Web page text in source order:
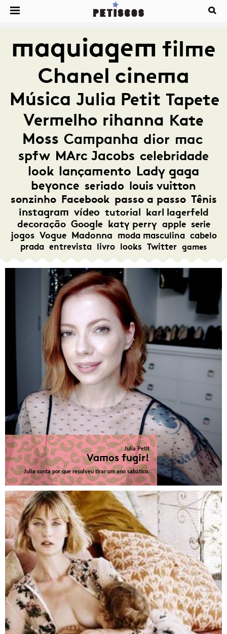
maquiagem filme
Chanel cinema
Música Julia Petit Tapete
Vermelho rihanna Kate
Moss Campanha dior mac
spfw MArc Jacobs celebridade
look lançamento Lady gaga
beyonce seriado louis vuitton
sonzinho Facebook passo a passo Tênis
instagram vídeo tutorial karl lagerfeld
decoração Google katy perry apple serie
jogos Vogue Madonna moda masculina cabelo
prada entrevista livro looks Twitter games
Julia Petit
Vamos fugir!
Julia conta por que resolveu tirar um ano sabático.